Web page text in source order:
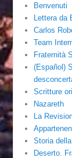
Benvenuti
Lettera da
Carlos
Team
Fraternità
(Español)
Scritture
Nazareth
La
Storia
Deserto.